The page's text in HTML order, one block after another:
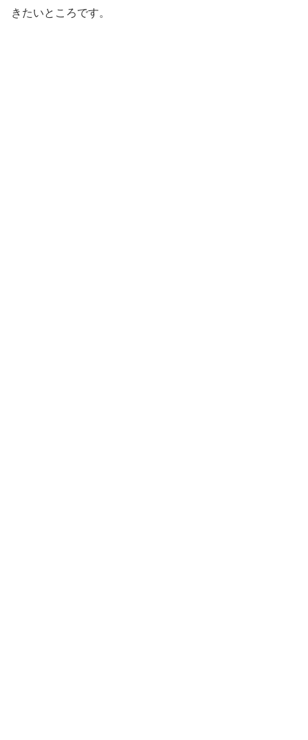
きたいところです。